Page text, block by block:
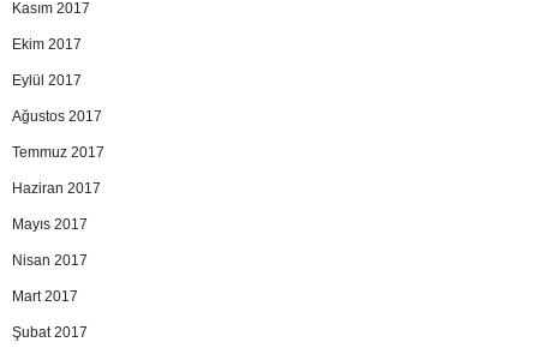
Kasım 2017
Ekim 2017
Eylül 2017
Ağustos 2017
Temmuz 2017
Haziran 2017
Mayıs 2017
Nisan 2017
Mart 2017
Şubat 2017